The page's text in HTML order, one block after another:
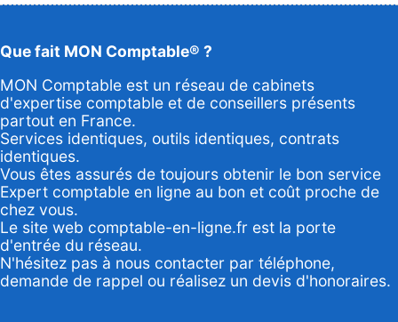
Que fait MON Comptable® ?
MON Comptable est un réseau de cabinets
d'expertise comptable et de conseillers présents
partout en France.
Services identiques, outils identiques, contrats
identiques.
Vous êtes assurés de toujours obtenir le bon service
Expert comptable en ligne au bon et coût proche de
chez vous.
Le site web comptable-en-ligne.fr est la porte
d'entrée du réseau.
N'hésitez pas à nous contacter par téléphone,
demande de rappel ou réalisez un devis d'honoraires.